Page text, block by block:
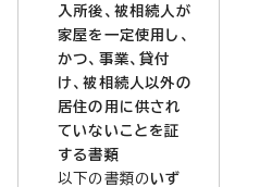
入所後、被相続人が
家屋を一定使用し、
かつ、事業、貸付
け、被相続人以外の
居住の用に供され
ていないことを証
する書類
以下の書類のいず